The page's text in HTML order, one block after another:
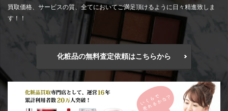
買取価格、サービスの質、全てにおいてご満足頂けるように日々精進致しま
す！！
化粧品の無料査定依頼はこちらから